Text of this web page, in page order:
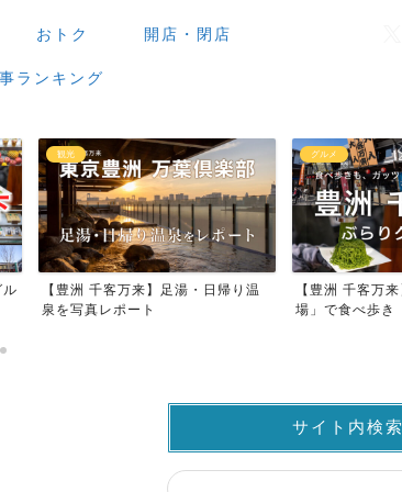
おトク 開店・閉店
ランキング
ル
観光
【豊洲 千客万来】足湯・日帰り温
泉を写真レポート
グルメ
【豊洲 千客万
場」で食べ歩き
サイト内検索